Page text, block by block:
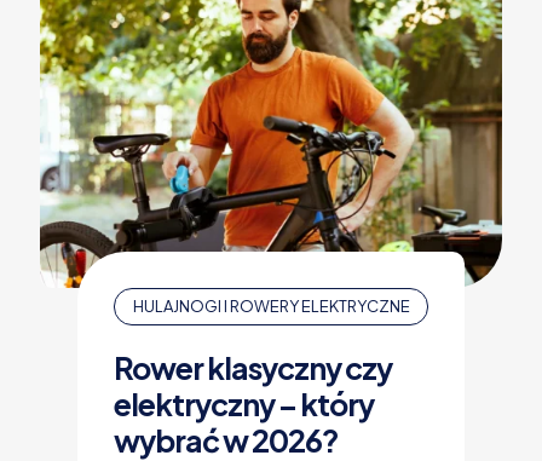
HULAJNOGI I ROWERY ELEKTRYCZNE
Rower klasyczny czy
elektryczny – który
wybrać w 2026?